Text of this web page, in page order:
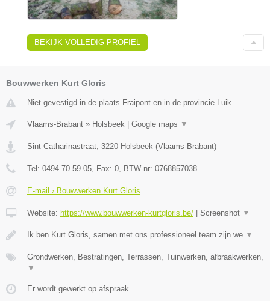
BEKIJK VOLLEDIG PROFIEL
Bouwwerken Kurt Gloris
Niet gevestigd in de plaats Fraipont en in de provincie Luik.
Vlaams-Brabant » Holsbeek | Google maps ▼
Sint-Catharinastraat 3220 Holsbeek (Vlaams-Brabant)
Tel: 0494 70 59 05 , Fax: 0 , BTW-nr: 0768857038
E-mail › Bouwwerken Kurt Gloris
Website: https://www.bouwwerken-kurtgloris.be/ | Screenshot ▼
Ik ben Kurt Gloris, samen met ons professioneel team zijn we ▼
Grondwerken, Bestratingen, Terrassen, Tuinwerken, afbraakwerken,
▼
Er wordt gewerkt op afspraak.